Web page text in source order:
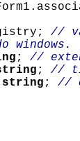
//
windows.
; //
; //
string ; //